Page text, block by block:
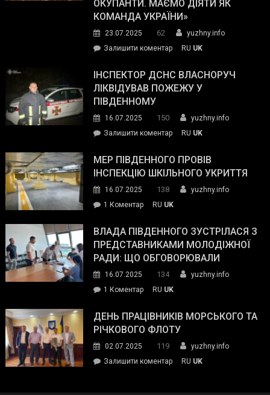
резерву
гуманітарну
допомогу
ОКУПАНТИ. МАЄМО ДІЯТИ ЯК
КОМАНДА УКРАЇНИ»
23.07.2025 62
yuzhny.info
Залишити коментарon
провів
нараду
силових
та
органів:
«Наш
спільний
окупанти.
Маємо
діяти
команда
RU UK
ІНСПЕКТОР ДСНС ВЛАСНОРУЧ
ЛІКВІДУВАВ ПОЖЕЖУ У
ПІВДЕННОМУ
16.07.2025 150
yuzhny.info
Залишити коментарon
ДСНС
власноруч
пожежу
у
RU UK
МЕР ПІВДЕННОГО ПРОВІВ
ІНСПЕКЦІЮ ШКІЛЬНОГО УКРИТТЯ
16.07.2025 138
yuzhny.info
1 Коментардо
Південного
провів
інспекцію
укриття
RU UK
ВЛАДА ПІВДЕННОГО ЗУСТРІЛАСЯ З
ПРЕДСТАВНИКАМИ МОЛОДІЖНОЇ
РАДИ: ЩО ОБГОВОРЮВАЛИ
16.07.2025 134
yuzhny.info
1 Коментардо
Південного
зустрілася
представниками
молодіжної
RU UK
ДЕНЬ ПРАЦІВНИКІВ МОРСЬКОГО ТА
РІЧКОВОГО ФЛОТУ
02.07.2025 119
yuzhny.info
Залишити коментарon
RU UK